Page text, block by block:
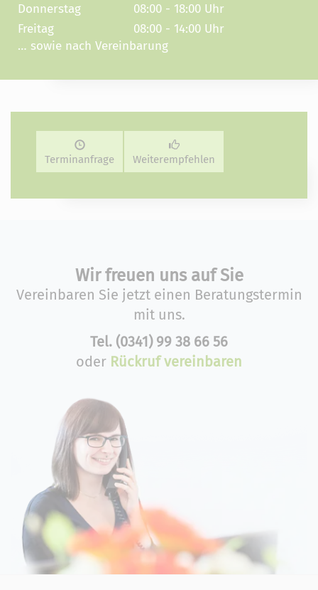
Donnerstag
08:00 - 18:00 Uhr
Freitag
08:00 - 14:00 Uhr
… sowie nach Vereinbarung
Terminanfrage Weiterempfehlen
Wir freuen uns auf Sie
Vereinbaren Sie jetzt einen Beratungstermin
mit uns.
Tel. (0341) 99 38 66 56
oder Rückruf vereinbaren